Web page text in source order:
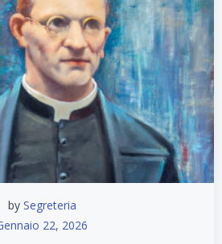
by Segreteria
22, 2026